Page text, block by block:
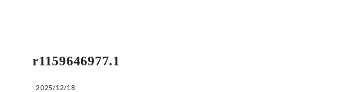
r1159646977.1
2025/12/18